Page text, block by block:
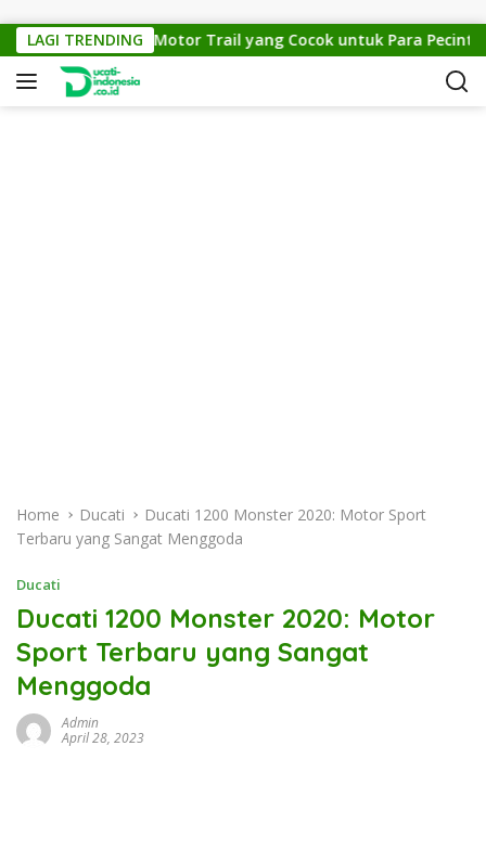
LAGI TRENDING
KTM Cross 150: Motor Trail yang Cocok untuk Para Pecinta
Home Ducati
Ducati 1200 Monster 2020: Motor Sport
Terbaru yang Sangat Menggoda
Ducati
Ducati 1200 Monster 2020: Motor
Sport Terbaru yang Sangat
Menggoda
Admin
April 28, 2023